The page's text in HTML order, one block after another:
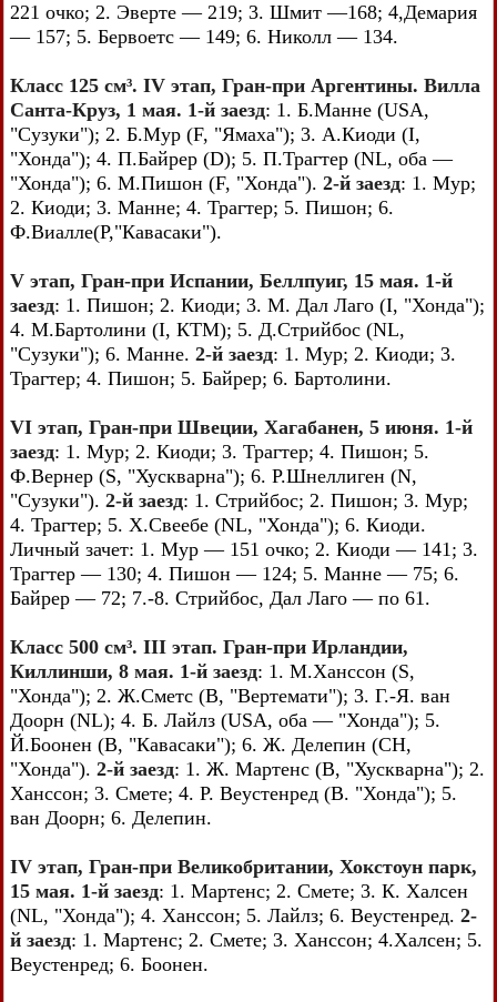
221 очко; 2. Эверте — 219; 3. Шмит —168; 4,Демария
— 157; 5. Бервоетс — 149; 6. Николл — 134.
Класс 125 см³. IV этап, Гран-при Аргентины. Вилла
Санта-Круз, 1 мая. 1-й заезд: 1. Б.Манне (USA,
"Сузуки"); 2. Б.Мур (F, "Ямаха"); 3. А.Киоди (I,
"Хонда"); 4. П.Байрер (D); 5. П.Трагтер (NL, оба —
"Хонда"); 6. М.Пишон (F, "Хонда"). 2-й заезд: 1. Мур;
2. Киоди; 3. Манне; 4. Трагтер; 5. Пишон; 6.
Ф.Виалле(Р,"Кавасаки").
V этап, Гран-при Испании, Беллпуиг, 15 мая. 1-й
заезд: 1. Пишон; 2. Киоди; 3. М. Дал Лаго (I, "Хонда");
4. М.Бартолини (I, КТМ); 5. Д.Стрийбос (NL,
"Сузуки"); 6. Манне. 2-й заезд: 1. Мур; 2. Киоди; 3.
Трагтер; 4. Пишон; 5. Байрер; 6. Бартолини.
VI этап, Гран-при Швеции, Хагабанен, 5 июня. 1-й
заезд: 1. Мур; 2. Киоди; 3. Трагтер; 4. Пишон; 5.
Ф.Вернер (S, "Хускварна"); 6. Р.Шнеллиген (N,
"Сузуки"). 2-й заезд: 1. Стрийбос; 2. Пишон; 3. Мур;
4. Трагтер; 5. Х.Свеебе (NL, "Хонда"); 6. Киоди.
Личный зачет: 1. Мур — 151 очко; 2. Киоди — 141; 3.
Трагтер — 130; 4. Пишон — 124; 5. Манне — 75; 6.
Байрер — 72; 7.-8. Стрийбос, Дал Лаго — по 61.
Класс 500 см³. III этап. Гран-при Ирландии,
Киллинши, 8 мая. 1-й заезд: 1. М.Ханссон (S,
"Хонда"); 2. Ж.Сметс (В, "Вертемати"); 3. Г.-Я. ван
Доорн (NL); 4. Б. Лайлз (USA, оба — "Хонда"); 5.
Й.Боонен (В, "Кавасаки"); 6. Ж. Делепин (СН,
"Хонда"). 2-й заезд: 1. Ж. Мартенс (В, "Хускварна"); 2.
Ханссон; 3. Смете; 4. Р. Веустенред (В. "Хонда"); 5.
ван Доорн; 6. Делепин.
IV этап, Гран-при Великобритании, Хокстоун парк,
15 мая. 1-й заезд: 1. Мартенс; 2. Смете; 3. К. Халсен
(NL, "Хонда"); 4. Ханссон; 5. Лайлз; 6. Веустенред. 2-
й заезд: 1. Мартенс; 2. Смете; 3. Ханссон; 4.Халсен; 5.
Веустенред; 6. Боонен.